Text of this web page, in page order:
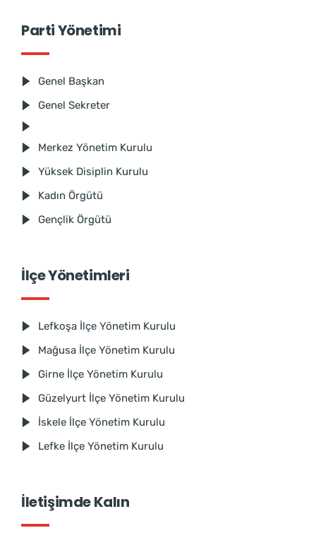
Parti Yönetimi
Genel Başkan
Genel Sekreter
Merkez Yönetim Kurulu
Yüksek Disiplin Kurulu
Kadın Örgütü
Gençlik Örgütü
İlçe Yönetimleri
Lefkoşa İlçe Yönetim Kurulu
Mağusa İlçe Yönetim Kurulu
Girne İlçe Yönetim Kurulu
Güzelyurt İlçe Yönetim Kurulu
İskele İlçe Yönetim Kurulu
Lefke İlçe Yönetim Kurulu
İletişimde Kalın